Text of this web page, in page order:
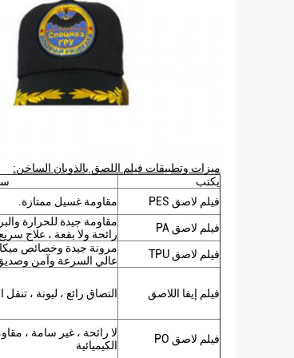
ميزات وتطبيقات فيلم اللصق بالذوبان الساخن:
يكتب
فيلم لاصق PES
مقاومة غسيل ممتازة.
فيلم لاصق PA
مقاومة جيدة للحرارة
رائحة ولا بقعة ، علاج سريع
فيلم لاصق TPU
مرونة جيدة وخصائص
عالي السرعة وآمن وصديق
فيلم إيفا اللاصق التصاق رائع ، ليونة ، تنقل
فيلم لاصق PO
لا رائحة ، غير سامة ،
الكيميائية